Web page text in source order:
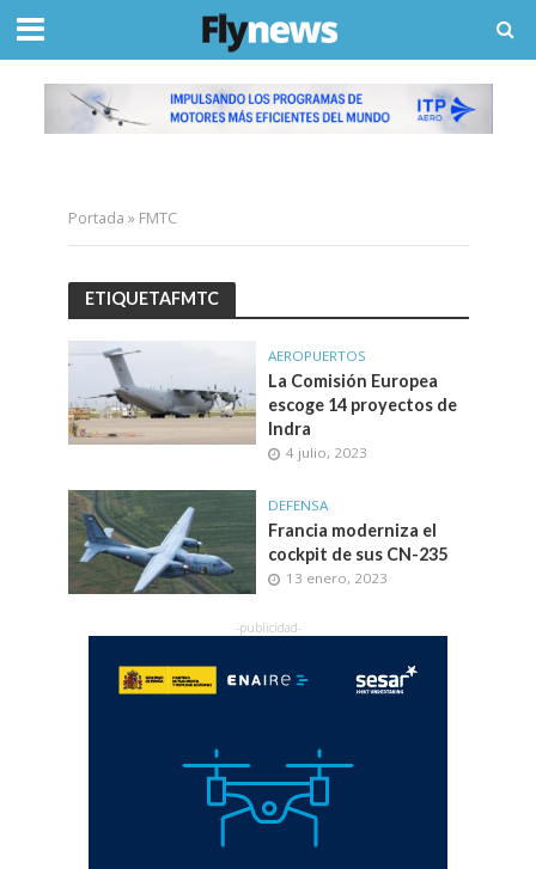
Portada » FMTC
ETIQUETAFMTC
AEROPUERTOS
La Comisión Europea
escoge 14 proyectos de
Indra
4 julio, 2023
DEFENSA
Francia moderniza el
cockpit de sus CN-235
13 enero, 2023